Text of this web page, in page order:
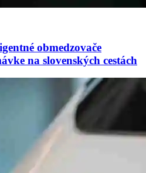
obmedzovače
na slovenských cestách